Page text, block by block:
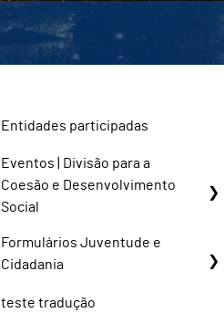
Entidades participadas
Eventos | Divisão para a
Coesão e Desenvolvimento
Social
Formulários Juventude e
Cidadania
teste tradução